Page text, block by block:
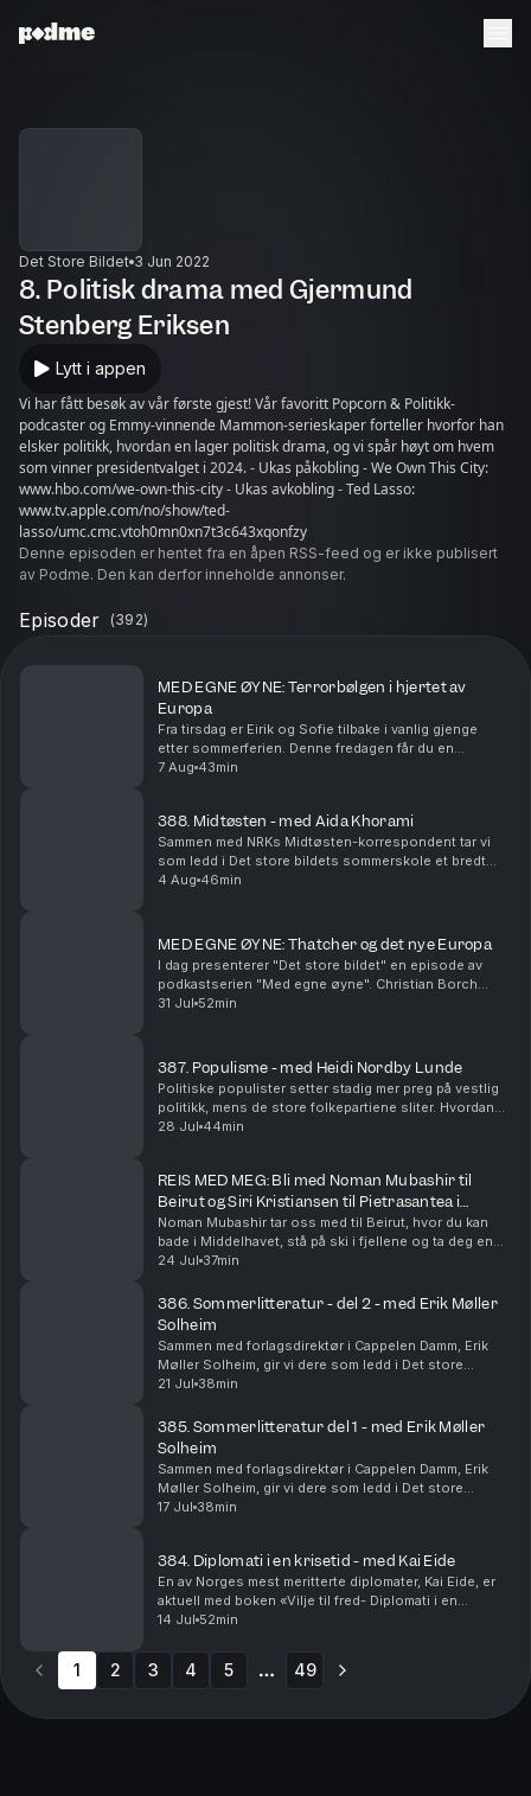
Det Store Bildet 3 Jun 2022
8. Politisk drama med Gjermund
Stenberg Eriksen
Lytt i appen
Vi har fått besøk av vår første gjest! Vår favoritt Popcorn & Politikk-
podcaster og Emmy-vinnende Mammon-serieskaper forteller hvorfor han
elsker politikk, hvordan en lager politisk drama, og vi spår høyt om hvem
som vinner presidentvalget i 2024. - Ukas påkobling - We Own This City:
www.hbo.com/we-own-this-city - Ukas avkobling - Ted Lasso:
www.tv.apple.com/no/show/ted-
lasso/umc.cmc.vtoh0mn0xn7t3c643xqonfzy
Denne episoden er hentet fra en åpen RSS-feed og er ikke publisert
av Podme. Den kan derfor inneholde annonser.
Episoder (392)
MED EGNE ØYNE: Terrorbølgen i hjertet av
Europa
Fra tirsdag er Eirik og Sofie tilbake i vanlig gjenge
etter sommerferien. Denne fredagen får du en
episode av podkasten "Med egne øyne". Mangeårig
7 Aug 43min
388. Midtøsten - med Aida Khorami
Sammen med NRKs Midtøsten-korrespondent tar vi
som ledd i Det store bildets sommerskole et bredt
blikk på situasjonen i Midtøsten, pågående kriger og
4 Aug 46min
MED EGNE ØYNE: Thatcher og det nye Europa
I dag presenterer "Det store bildet" en episode av
podkastserien "Med egne øyne". Christian Borch
befinner seg i Storbritannia akkurat i det Margaret
31 Jul 52min
387. Populisme - med Heidi Nordby Lunde
Politiske populister setter stadig mer preg på vestlig
politikk, mens de store folkepartiene sliter. Hvordan
kan demokratiet undergraves, men hvordan kan den
28 Jul 44min
REIS MED MEG: Bli med Noman Mubashir til
Beirut og Siri Kristiansen til Pietrasantea i
Toscana
Noman Mubashir tar oss med til Beirut, hvor du kan
bade i Middelhavet, stå på ski i fjellene og ta deg en
drink på en rooftop-bar om kvelden. Beirut «har fått
24 Jul 37min
386. Sommerlitteratur - del 2 - med Erik Møller
Solheim
Sammen med forlagsdirektør i Cappelen Damm, Erik
Møller Solheim, gir vi dere som ledd i Det store
bildets sommerskole vår favorittliste med bøker som
21 Jul 38min
385. Sommerlitteratur del 1 - med Erik Møller
Solheim
Sammen med forlagsdirektør i Cappelen Damm, Erik
Møller Solheim, gir vi dere som ledd i Det store
bildets sommerskole vår favorittliste med bøker som
17 Jul 38min
384. Diplomati i en krisetid - med Kai Eide
En av Norges mest meritterte diplomater, Kai Eide, er
aktuell med boken «Vilje til fred- Diplomati i en
krisetid». Han er sommerens første gjest i Det store
14 Jul 52min
1 2 3 4 5 49